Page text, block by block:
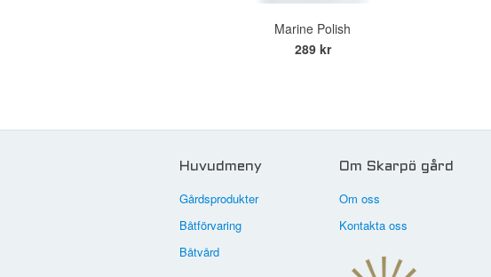
Marine Polish
289 kr
Huvudmeny
Gårdsprodukter
Båtförvaring
Båtvård
Om Skarpö gård
Om oss
Kontakta oss